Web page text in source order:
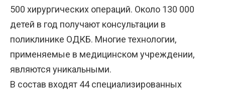
500 хирургических операций. Около 130 000
детей в год получают консультации в
поликлинике ОДКБ. Многие технологии,
применяемые в медицинском учреждении,
являются уникальными.
В состав входят 44 специализированных